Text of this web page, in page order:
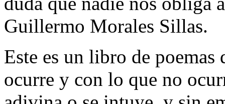
Guillermo Morales Sillas.
Este es un libro de
ocurre y con lo que no